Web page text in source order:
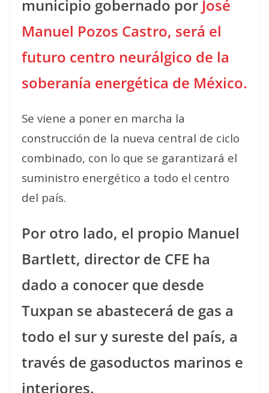
municipio gobernado por José
Manuel Pozos Castro, será el
futuro centro neurálgico de la
soberanía energética de México.
Se viene a poner en marcha la
construcción de la nueva central de ciclo
combinado, con lo que se garantizará el
suministro energético a todo el centro
del país.
Por otro lado, el propio Manuel
Bartlett, director de CFE ha
dado a conocer que desde
Tuxpan se abastecerá de gas a
todo el sur y sureste del país, a
través de gasoductos marinos e
interiores.